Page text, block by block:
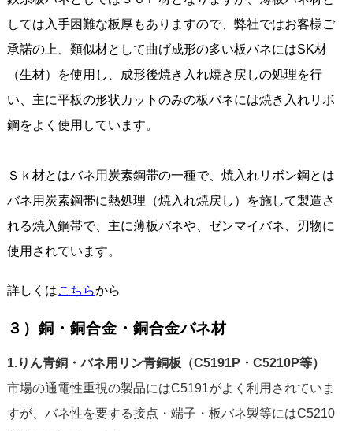
しては入手困難な板厚もありますので、弊社ではお客様ご
承諾の上、類似材として曲げ成形の多い板バネにはSK材
（生材）を使用し、成形後焼き入れ焼き戻しの処理を行
い、主に平板の形状カットのみの板バネには焼き入れリボ
鋼をよく使用しています。
Ｓｋ材とはバネ用炭素鋼帯の一種で、焼入れリボン鋼とは
バネ用炭素鋼帯に熱処理（焼入れ焼戻し）を施して製造さ
れる焼入鋼帯で、主に薄板バネや、ゼンマイバネ、刃物に
使用されています。
詳しくはこちらから
３）銅・銅合金・銅合金バネ材
1.りん青銅・バネ用リン青銅板（C5191P・C5210P等）
市場の通電性重視の製品にはC5191がよく利用されていま
すが、バネ性を要する接点・端子・板バネ製等にはC5210